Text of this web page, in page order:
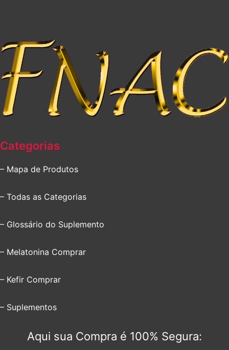
Categorias
– Mapa de Produtos
– Todas as Categorias
– Glossário do Suplemento
– Melatonina Comprar
– Kefir Comprar
– Suplementos
Aqui sua Compra é 100% Segura: